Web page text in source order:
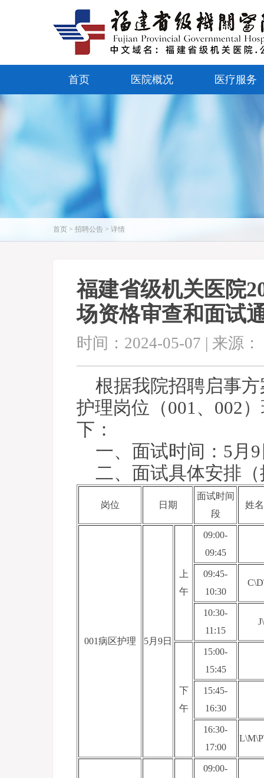
首页 医院概况 医疗服务
首页 > 招聘公告 > 详情
福建省级机关医院
场资格审查和面试
时间：2024-05-07 | 来源
根据我院招聘启事
护理岗位（001、002
下：
一、面试时间：5月
二、面试具体安排
岗位 日期
面试时间
段
姓
001病区护理 5月9日
上
午
09:00-
09:45
09:45-
10:30
10:30-
11:15
下
午
15:00-
15:45
15:45-
16:30
16:30-
17:00
09:00-